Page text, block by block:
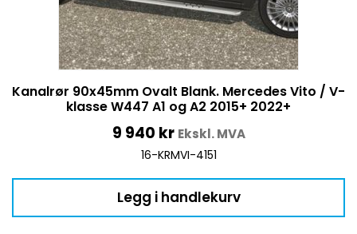
Kanalrør 90x45mm Ovalt Blank. Mercedes Vito / V-
klasse W447 A1 og A2 2015+ 2022+
9 940 kr Ekskl. MVA
16-KRMVI-4151
Legg i handlekurv